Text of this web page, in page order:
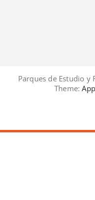
Parques de Estudio y
Theme: